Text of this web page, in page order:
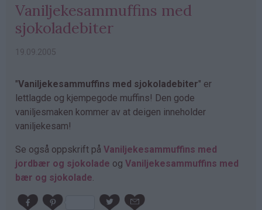
Vaniljekesammuffins med
sjokoladebiter
19.09.2005
"Vaniljekesammuffins med sjokoladebiter" er
lettlagde og kjempegode muffins! Den gode
vaniljesmaken kommer av at deigen inneholder
vaniljekesam!
Se også oppskrift på Vaniljekesammuffins med
jordbær og sjokolade og Vaniljekesammuffins med
bær og sjokolade.